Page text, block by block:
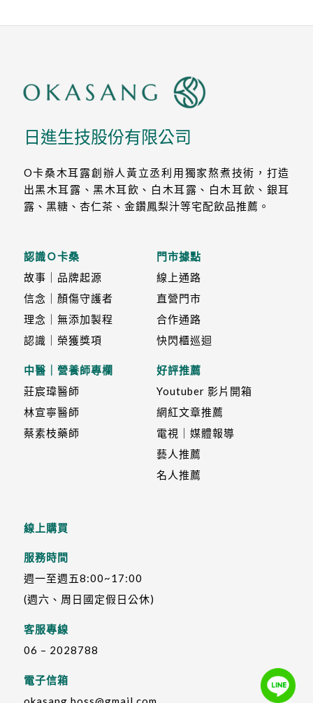
日進生技股份有限公司
O卡桑木耳露創辦人黃立丞利用獨家熬煮技術，打造
出黑木耳露、黑木耳飲、白木耳露、白木耳飲、銀耳
露、黑糖、杏仁茶、金鑽鳳梨汁等宅配飲品推薦。
認識Ｏ卡桑
故事｜品牌起源
信念｜顏傷守護者
理念｜無添加製程
認識｜榮獲獎項
中醫｜營養師專欄
莊宸瑋醫師
林宣寧醫師
蔡素枝藥師
門市據點
線上通路
直營門市
合作通路
快閃櫃巡迴
好評推薦
Youtuber 影片開箱
網紅文章推薦
電視｜媒體報導
藝人推薦
名人推薦
線上購買
服務時間
週一至週五8:00~17:00
(週六、周日國定假日公休)
客服專線
06 – 2028788
電子信箱